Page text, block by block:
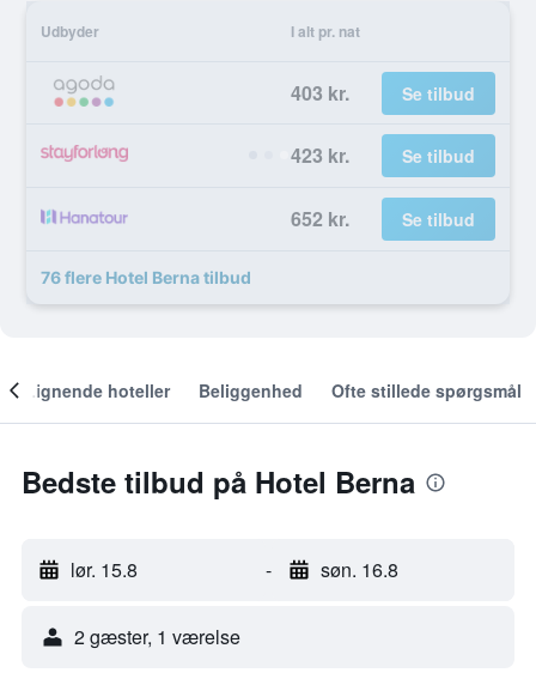
Udbyder I alt pr. nat
403 kr. Se tilbud
423 kr. Se tilbud
652 kr. Se tilbud
76 flere Hotel Berna tilbud
Lignende hoteller Beliggenhed Ofte stillede spørgsmål
Bedste tilbud på Hotel Berna
lør. 15.8 - søn. 16.8
2 gæster, 1 værelse